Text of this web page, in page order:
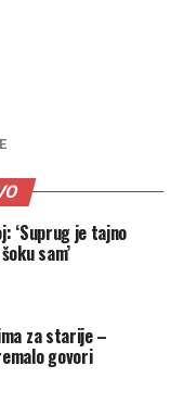
‘Suprug je tajno
sam’
za starije –
govori